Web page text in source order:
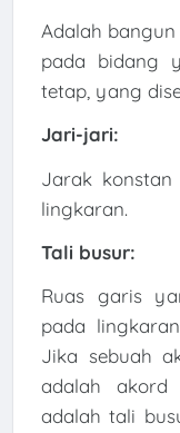
Adalah
pada bidang
tetap, yang
Jari-jari:
Jarak
lingkaran.
Tali busur:
Ruas garis
pada
Jika sebuah
adalah akord
adalah tali